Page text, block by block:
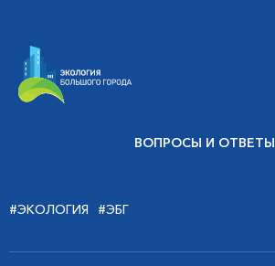
ВОПРОСЫ И ОТВЕТЫ
#ЭКОЛОГИЯ #ЭБГ